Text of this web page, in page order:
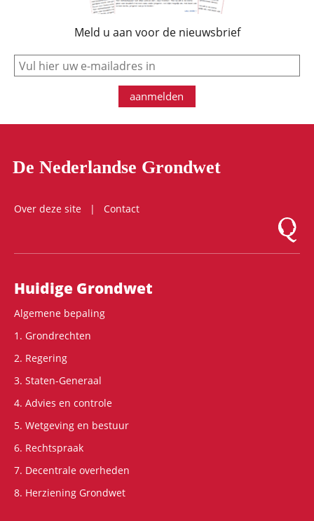
Meld u aan voor de nieuwsbrief
e-mail
aanmelden
De Nederlandse Grondwet
Over deze site
Contact
Logo
Hoofdnavigatie
Huidige Grondwet
Algemene bepaling
1. Grondrechten
2. Regering
3. Staten-Generaal
4. Advies en controle
5. Wetgeving en bestuur
6. Rechtspraak
7. Decentrale overheden
8. Herziening Grondwet